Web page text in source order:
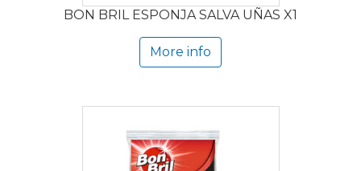
BON BRIL ESPONJA SALVA UÑAS X1
More info